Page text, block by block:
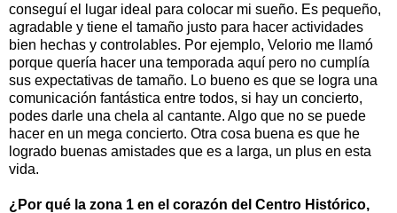
conseguí el lugar ideal para colocar mi sueño. Es pequeño,
agradable y tiene el tamaño justo para hacer actividades
bien hechas y controlables. Por ejemplo, Velorio me llamó
porque quería hacer una temporada aquí pero no cumplía
sus expectativas de tamaño. Lo bueno es que se logra una
comunicación fantástica entre todos, si hay un concierto,
podes darle una chela al cantante. Algo que no se puede
hacer en un mega concierto. Otra cosa buena es que he
logrado buenas amistades que es a larga, un plus en esta
vida.
¿Por qué la zona 1 en el corazón del Centro Histórico,